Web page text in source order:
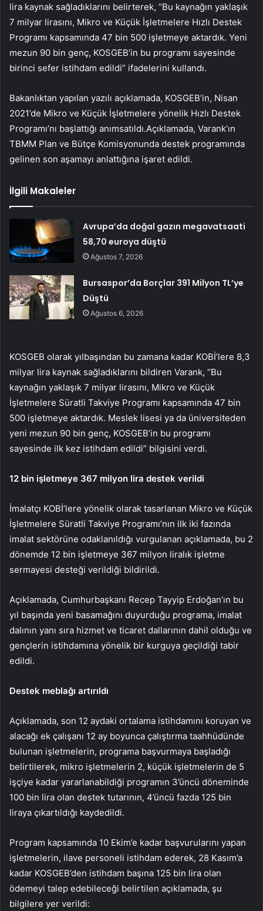
lira kaynak sağladıklarını belirterek, “Bu kaynağın yaklaşık
7 milyar lirasını, Mikro ve Küçük İşletmelere Hızlı Destek
Programı kapsamında 47 bin 500 işletmeye aktardık. Yeni
mezun 90 bin genç, KOSGEB’in bu programı sayesinde
birinci sefer istihdam edildi” ifadelerini kullandı.
Bakanlıktan yapılan yazılı açıklamada, KOSGEB’in, Nisan
2021’de Mikro ve Küçük İşletmelere yönelik Hızlı Destek
Programı’nı başlattığı anımsatıldı.Açıklamada, Varank’ın
TBMM Plan ve Bütçe Komisyonunda destek programında
gelinen son aşamayı anlattığına işaret edildi.
İlgili Makaleler
Avrupa’da doğal gazın megavatsaati
58,70 euroya düştü
Ağustos 7, 2026
Bursaspor’da Borçlar 391 Milyon TL’ye
Düştü
Ağustos 6, 2026
KOSGEB olarak yılbaşından bu zamana kadar KOBİ’lere 8,3
milyar lira kaynak sağladıklarını bildiren Varank, “Bu
kaynağın yaklaşık 7 milyar lirasını, Mikro ve Küçük
İşletmelere Süratli Takviye Programı kapsamında 47 bin
500 işletmeye aktardık. Meslek lisesi ya da üniversiteden
yeni mezun 90 bin genç, KOSGEB’in bu programı
sayesinde ilk kez istihdam edildi” bilgisini verdi.
12 bin işletmeye 367 milyon lira destek verildi
İmalatçı KOBİ’lere yönelik olarak tasarlanan Mikro ve Küçük
İşletmelere Süratli Takviye Programı’nın ilk iki fazında
imalat sektörüne odaklanıldığı vurgulanan açıklamada, bu 2
dönemde 12 bin işletmeye 367 milyon liralık işletme
sermayesi desteği verildiği bildirildi.
Açıklamada, Cumhurbaşkanı Recep Tayyip Erdoğan’ın bu
yıl başında yeni basamağını duyurduğu programa, imalat
dalının yanı sıra hizmet ve ticaret dallarının dahil olduğu ve
gençlerin istihdamına yönelik bir kurguya geçildiği tabir
edildi.
Destek meblağı artırıldı
Açıklamada, son 12 aydaki ortalama istihdamını koruyan ve
alacağı ek çalışanı 12 ay boyunca çalıştırma taahhüdünde
bulunan işletmelerin, programa başvurmaya başladığı
belirtilerek, mikro işletmelerin 2, küçük işletmelerin de 5
işçiye kadar yararlanabildiği programın 3’üncü döneminde
100 bin lira olan destek tutarının, 4’üncü fazda 125 bin
liraya çıkartıldığı kaydedildi.
Program kapsamında 10 Ekim’e kadar başvurularını yapan
işletmelerin, ilave personeli istihdam ederek, 28 Kasım’a
kadar KOSGEB’den istihdam başına 125 bin lira olan
ödemeyi talep edebileceği belirtilen açıklamada, şu
bilgilere yer verildi: